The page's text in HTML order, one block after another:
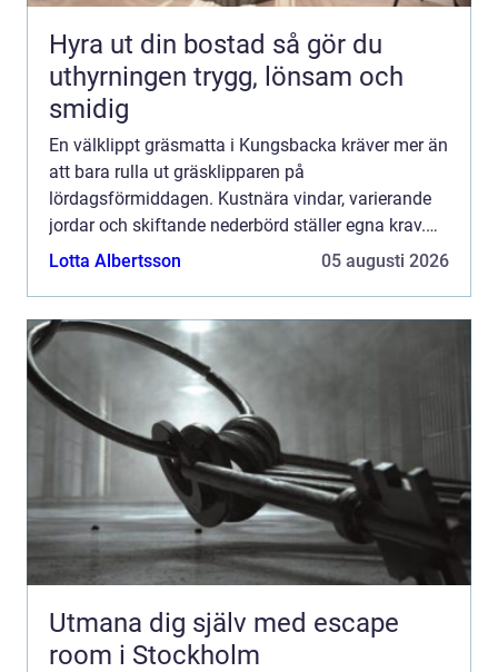
Hyra ut din bostad så gör du
uthyrningen trygg, lönsam och
smidig
En välklippt gräsmatta i Kungsbacka kräver mer än
att bara rulla ut gräsklipparen på
lördagsförmiddagen. Kustnära vindar, varierande
jordar och skiftande nederbörd ställer egna krav.
Med rä...
Lotta Albertsson 05 augusti 2026
Utmana dig själv med escape
room i Stockholm